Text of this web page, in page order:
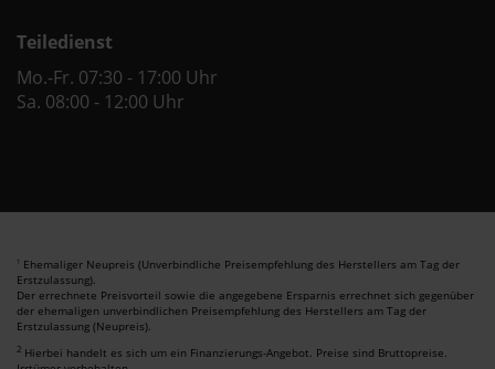
Teiledienst
Mo.-Fr. 07:30 - 17:00 Uhr
Sa. 08:00 - 12:00 Uhr
1 Ehemaliger Neupreis (Unverbindliche Preisempfehlung des Herstellers am Tag der
Erstzulassung).
Der errechnete Preisvorteil sowie die angegebene Ersparnis errechnet sich gegenüber
der ehemaligen unverbindlichen Preisempfehlung des Herstellers am Tag der
Erstzulassung (Neupreis).
2 Hierbei handelt es sich um ein Finanzierungs-Angebot. Preise sind Bruttopreise.